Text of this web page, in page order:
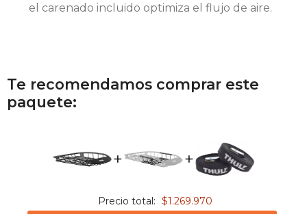
el carenado incluido optimiza el flujo de aire.
Te recomendamos comprar este
paquete:
+ +
Precio total: $1.269.970